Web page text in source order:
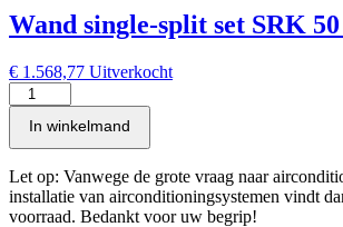
bediening
ZT-
50
ZT-
W
kW
inclusief
infrarood
bediening
Wand single-split set SRK
€ 1.568,77 Uitverkocht
Wand
single-
split
set
SRK
50
ZT-
In winkelmand
Let op: Vanwege de grote vraag naar
installatie van airconditioningsystemen vindt
voorraad. Bedankt voor uw begrip!